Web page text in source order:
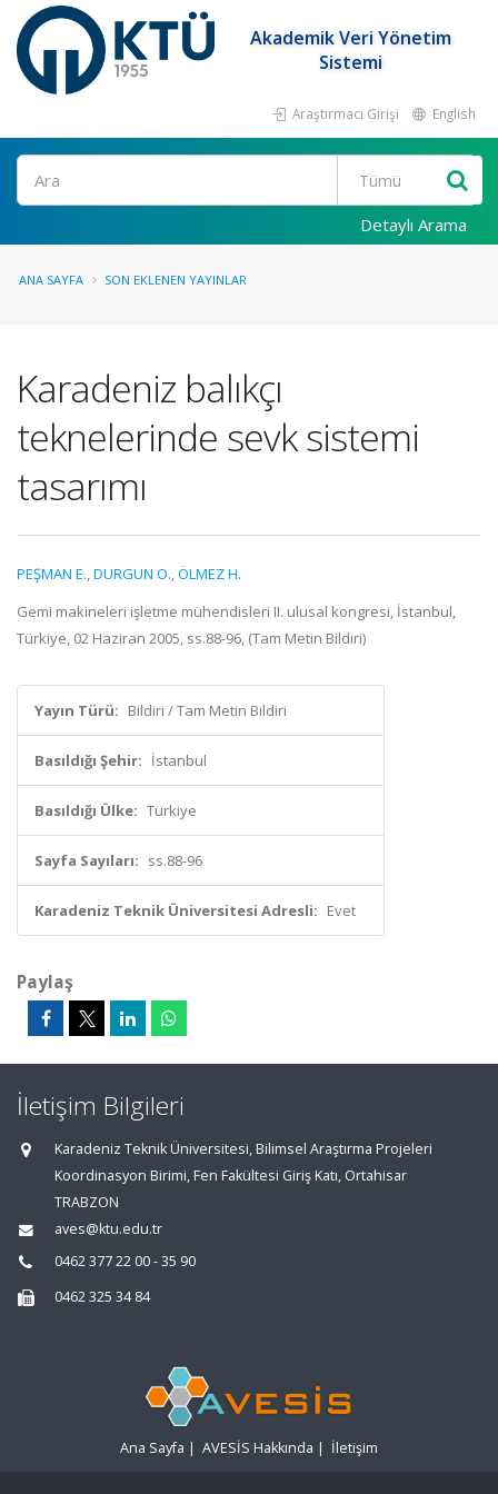
Akademik Veri Yönetim
Sistemi
Araştırmacı Girişi English
Ara
Detaylı Arama
ANA SAYFA SON EKLENEN YAYINLAR
Karadeniz balıkçı
teknelerinde sevk sistemi
tasarımı
PEŞMAN E.,DURGUN O.,ÖLMEZ H.
Gemi makineleri işletme mühendisleri II. ulusal kongresi, İstanbul,
Türkiye, 02 Haziran 2005, ss.88-96, (Tam Metin Bildiri)
Yayın Türü: Bildiri / Tam Metin Bildiri
Basıldığı Şehir: İstanbul
Basıldığı Ülke: Türkiye
Sayfa Sayıları: ss.88-96
Karadeniz Teknik Üniversitesi Adresli: Evet
Paylaş
İletişim Bilgileri
Karadeniz Teknik Üniversitesi, Bilimsel Araştırma Projeleri
Koordinasyon Birimi, Fen Fakültesi Giriş Katı, Ortahisar
TRABZON
aves@ktu.edu.tr
0462 377 22 00 - 35 90
0462 325 34 84
Ana Sayfa | AVESİS Hakkında | İletişim